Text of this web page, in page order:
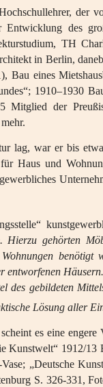
der
des
TH
in Berlin,
Bau eines
1910–1930
Mitglied der
lag, war er bis
Haus und
Hierzu gehörten
benötigt
gebildeten
Lösung aller
es eine
Kunstwelt“ 1912/
Vase; „Deutsche
S. 326-331,